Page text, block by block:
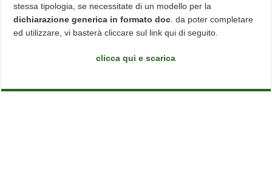
stessa tipologia, se necessitate di un modello per la
dichiarazione generica in formato doc . da poter completare
ed utilizzare, vi basterà cliccare sul link qui di seguito.
clicca qui e scarica